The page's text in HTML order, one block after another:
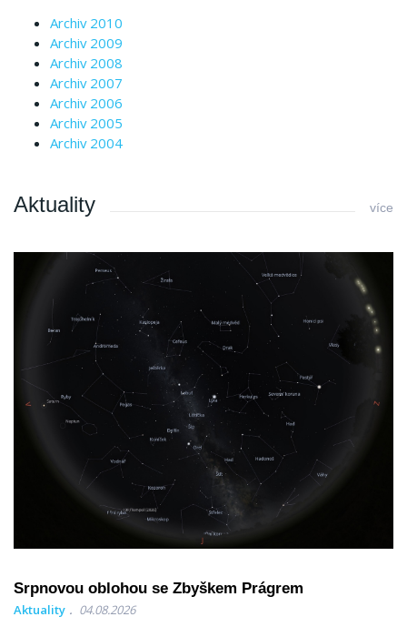
Archiv 2010
Archiv 2009
Archiv 2008
Archiv 2007
Archiv 2006
Archiv 2005
Archiv 2004
Aktuality více
Srpnovou oblohou se Zbyškem Prágrem
Aktuality 04.08.2026